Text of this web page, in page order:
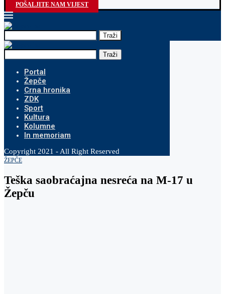
POŠALJITE NAM VIJEST
Traži
Traži
Portal
Žepče
Crna hronika
ZDK
Sport
Kultura
Kolumne
In memoriam
Copyright 2021 - All Right Reserved
ŽEPČE
Teška saobraćajna nesreća na M-17 u
Žepču